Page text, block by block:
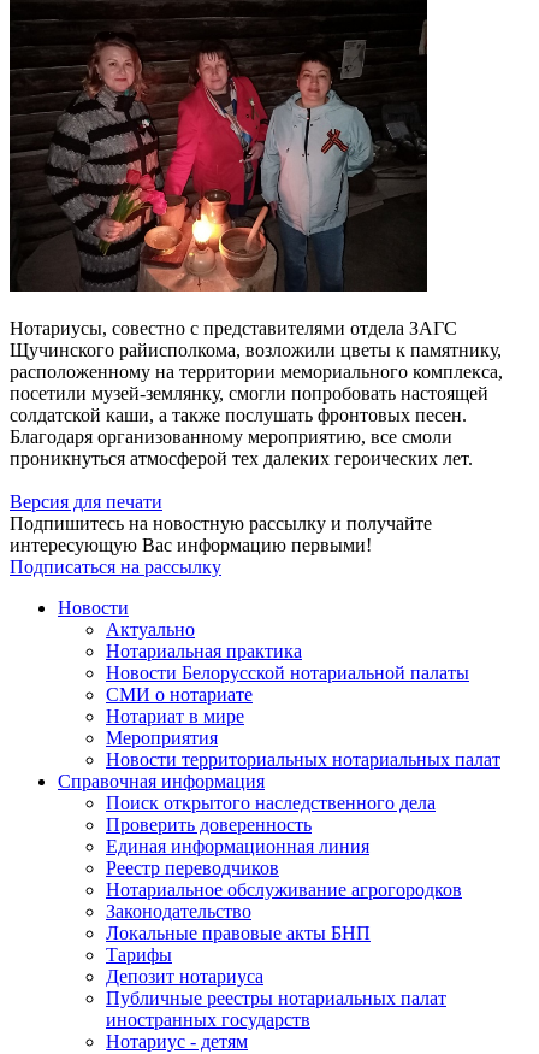
Нотариусы, совестно с представителями отдела ЗАГС
Щучинского райисполкома, возложили цветы к памятнику,
расположенному на территории мемориального комплекса,
посетили музей-землянку, смогли попробовать настоящей
солдатской каши, а также послушать фронтовых песен.
Благодаря организованному мероприятию, все смоли
проникнуться атмосферой тех далеких героических лет.
Версия для печати
Подпишитесь на новостную рассылку и получайте
интересующую Вас информацию первыми!
Подписаться на рассылку
Новости
Актуально
Нотариальная практика
Новости Белорусской нотариальной палаты
СМИ о нотариате
Нотариат в мире
Мероприятия
Новости территориальных нотариальных палат
Справочная информация
Поиск открытого наследственного дела
Проверить доверенность
Единая информационная линия
Реестр переводчиков
Нотариальное обслуживание агрогородков
Законодательство
Локальные правовые акты БНП
Тарифы
Депозит нотариуса
Публичные реестры нотариальных палат
иностранных государств
Нотариус - детям